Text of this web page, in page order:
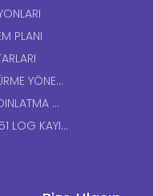
PLANI
YÖNERGESİ
METNİ
AYDINLATMA METNİ